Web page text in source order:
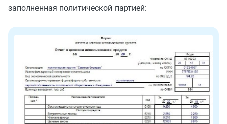
заполненная политической партией: